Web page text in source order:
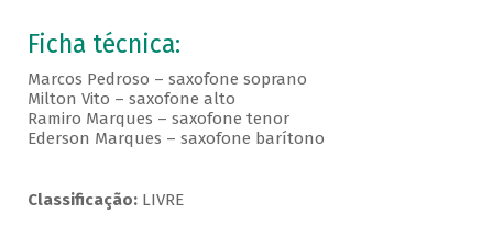
Ficha técnica:
Marcos Pedroso – saxofone soprano
Milton Vito – saxofone alto
Ramiro Marques – saxofone tenor
Ederson Marques – saxofone barítono
Classificação:LIVRE